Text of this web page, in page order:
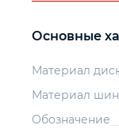
Основные
Материал
Материал
Обозначение